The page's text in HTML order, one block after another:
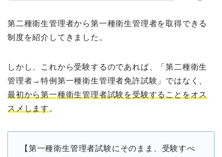
第二種衛生管理者から第一種衛生管理者を取得できる
制度を紹介してきました。
しかし、これから受験するのであれば、「第二種衛生
管理者→特例第一種衛生管理者免許試験」ではなく、
最初から第一種衛生管理者試験を受験することをオス
スメします 。
【第一種衛生管理者試験にそのまま、受験すべ